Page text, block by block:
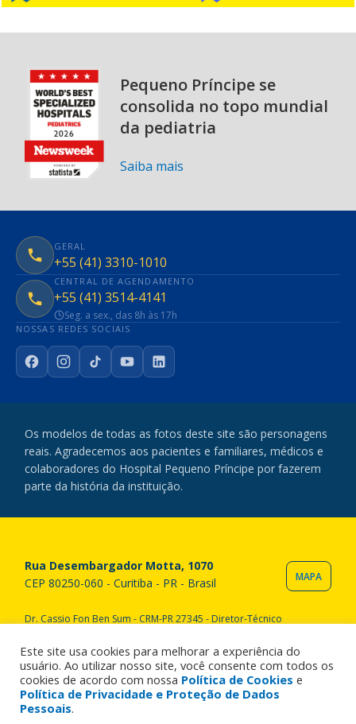
Pequeno Príncipe se
consolida no topo mundial
da pediatria
Saiba mais
GERAL
+55 (41) 3310-1010
CENTRAL DE AGENDAMENTO
+55 (41) 3514-4141
Seg. a sex., das 8h às 17h
NOSSAS REDES SOCIAIS
FacebookInstagram
TikTokYouTubeLinkedIn
Os modelos de todas as fotos deste site são personagens
reais. Agradecemos aos pacientes e familiares, médicos e
colaboradores do Hospital Pequeno Príncipe por fazerem
parte da história da instituição.
Rua Desembargador Motta, 1070
CEP 80250-060 - Curitiba - PR - Brasil
MAPA
Dr. Cassio Fon Ben Sum - CRM-PR 27345 - Diretor-Técnico
reservados. All rights reserved.
Este site usa cookies para melhorar a experiência do
usuário. Ao utilizar nosso site, você consente com todos os
cookies de acordo com nossa Política de Cookies e
Política de Privacidade e Proteção de Dados
Pessoais.